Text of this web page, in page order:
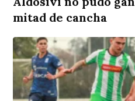
mitad de cancha